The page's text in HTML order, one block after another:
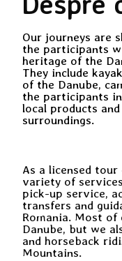
Our journeys are
the participants
heritage of the
They include
of the Danube,
the participants in
local products
surroundings.
As a licensed
variety of
pick-up service,
transfers and
Romania. Most
Danube, but we
and horseback
Mountains.